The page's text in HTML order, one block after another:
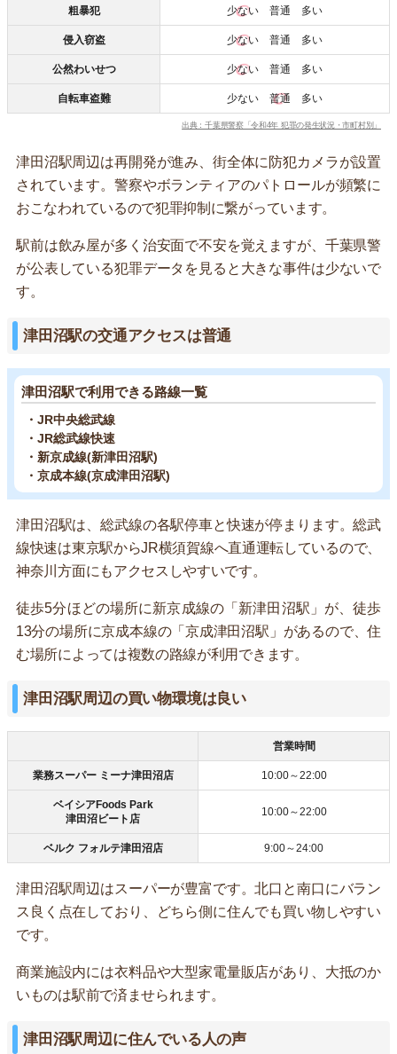
粗暴犯 少ない 普通 多い
侵入窃盗 少ない 普通 多い
公然わいせつ 少ない 普通 多い
自転車盗難 少ない 普通 多い
出典：千葉県警察「令和4年 犯罪の発生状況・市町村別」
津田沼駅周辺は再開発が進み、街全体に防犯カメラが設置
されています。警察やボランティアのパトロールが頻繁に
おこなわれているので犯罪抑制に繋がっています。
駅前は飲み屋が多く治安面で不安を覚えますが、千葉県警
が公表している犯罪データを見ると大きな事件は少ないで
す。
津田沼駅の交通アクセスは普通
津田沼駅で利用できる路線一覧
・JR中央総武線
・JR総武線快速
・新京成線(新津田沼駅)
・京成本線(京成津田沼駅)
津田沼駅は、総武線の各駅停車と快速が停まります。総武
線快速は東京駅からJR横須賀線へ直通運転しているので、
神奈川方面にもアクセスしやすいです。
徒歩5分ほどの場所に新京成線の「新津田沼駅」が、徒歩
13分の場所に京成本線の「京成津田沼駅」があるので、住
む場所によっては複数の路線が利用できます。
津田沼駅周辺の買い物環境は良い
営業時間
業務スーパー ミーナ津田沼店 10:00～22:00
ベイシアFoods Park
津田沼ビート店
10:00～22:00
ベルク フォルテ津田沼店 9:00～24:00
津田沼駅周辺はスーパーが豊富です。北口と南口にバラン
ス良く点在しており、どちら側に住んでも買い物しやすい
です。
商業施設内には衣料品や大型家電量販店があり、大抵のか
いものは駅前で済ませられます。
津田沼駅周辺に住んでいる人の声